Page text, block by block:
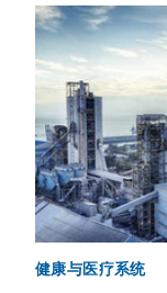
健康与医疗系统